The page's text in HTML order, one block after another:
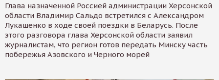
Глава назначенной Россией администрации Херсонской
области Владимир Сальдо встретился с Александром
Лукашенко в ходе своей поездки в Беларусь. После
этого разговора глава Херсонской области заявил
журналистам, что регион готов передать Минску часть
побережья Азовского и Черного морей